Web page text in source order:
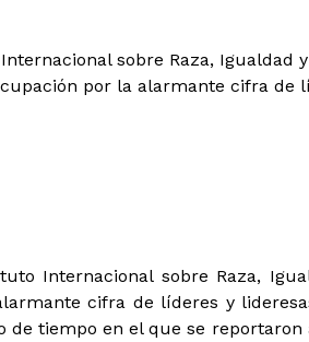
sobre Raza, Igualdad
por la alarmante cifra de
Internacional sobre Raza,
cifra de líderes y
tiempo en el que se